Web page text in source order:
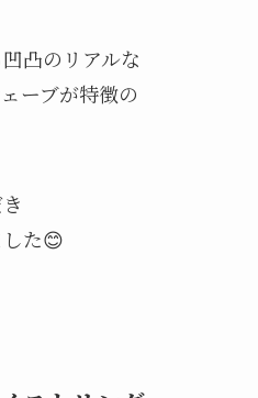
凸のリアルな
ーブが特徴の
た😊